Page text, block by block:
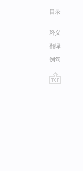
目录
释义
翻译
例句